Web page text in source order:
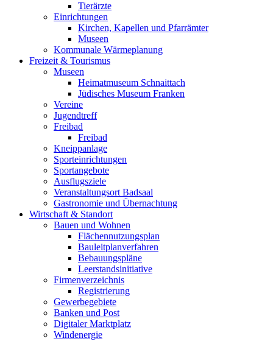
Tierärzte
Einrichtungen
Kirchen, Kapellen und Pfarrämter
Museen
Kommunale Wärmeplanung
Freizeit & Tourismus
Museen
Heimatmuseum Schnaittach
Jüdisches Museum Franken
Vereine
Jugendtreff
Freibad
Freibad
Kneippanlage
Sporteinrichtungen
Sportangebote
Ausflugsziele
Veranstaltungsort Badsaal
Gastronomie und Übernachtung
Wirtschaft & Standort
Bauen und Wohnen
Flächennutzungsplan
Bauleitplanverfahren
Bebauungspläne
Leerstandsinitiative
Firmenverzeichnis
Registrierung
Gewerbegebiete
Banken und Post
Digitaler Marktplatz
Windenergie